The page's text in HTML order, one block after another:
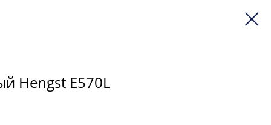
Hengst E570L